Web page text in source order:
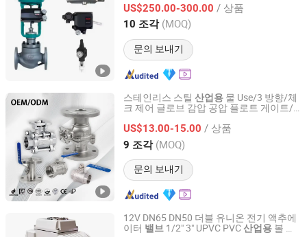
US$250.00-300.00 / 상품
10 조각 (MOQ)
문의 보내기
Shanghai, China 이후 2026
스테인리스 스틸 산업용 물 Use/3 방향/체
크 제어 글로브 감압 공압 플로트 게이트/
크
US$13.00-15.00 / 상품
9 조각 (MOQ)
문의 보내기
Zhejiang Zhitong Pipe Valve Technology Co., Ltd.
Zhejiang, China 이후 2013
12V DN65 DN50 더블 유니온 전기 액추에
이터 밸브 1/2" 3" UPVC PVC 산업용 볼 밸
Ningbo Salvador Piping System Co., Ltd.